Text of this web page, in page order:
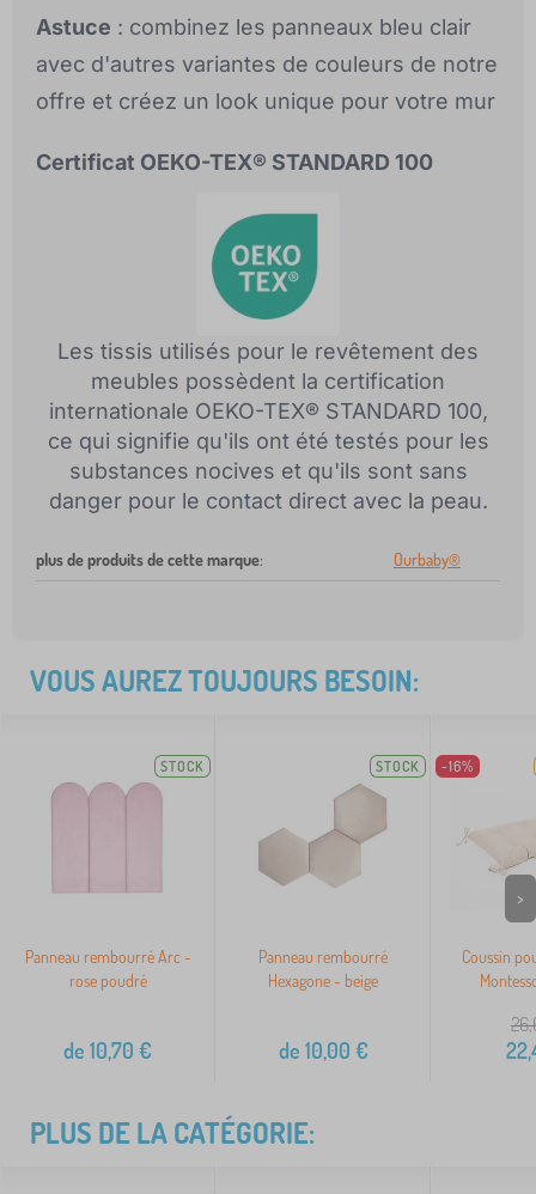
Astuce : combinez les panneaux bleu clair
avec d'autres variantes de couleurs de notre
offre et créez un look unique pour votre mur
Certificat OEKO-TEX® STANDARD 100
Les tissis utilisés pour le revêtement des
meubles possèdent la certification
internationale OEKO-TEX® STANDARD 100,
ce qui signifie qu'ils ont été testés pour les
substances nocives et qu'ils sont sans
danger pour le contact direct avec la peau.
plus de produits de cette marque: Ourbaby®
VOUS AUREZ TOUJOURS BESOIN:
STOCK
Panneau rembourré Arc -
rose poudré
de 10,70 €
STOCK
Panneau rembourré
Hexagone - beige
de 10,00 €
-16%
Coussin
>
PLUS DE LA CATÉGORIE: